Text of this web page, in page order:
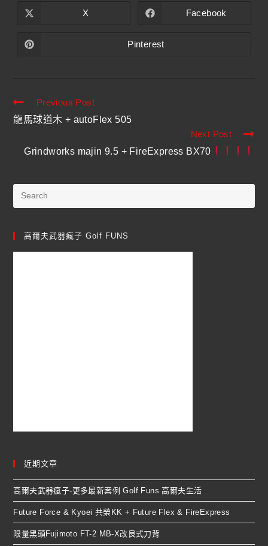
X Facebook
Pinterest
Previous Post
龍馬球道木 + autoFlex 505
Next Post
Grindworks majin 9.5 + FireExpress BX70
高爾夫武器瘋子 Golf FUNS
近期文章
高爾夫武器瘋子-更多最新案例 Golf Funs 高爾夫生活
Future Force & Kyoei 共榮KK + Future Flex & FireExpress
限量黑頭Fujimoto FT-2 MB-X改良式刀背